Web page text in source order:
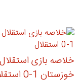
خلاصه بازی استقلال
خوزستان 1-0 استقلال